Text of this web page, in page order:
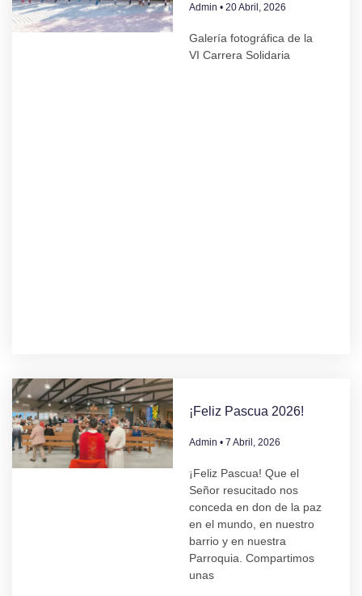
Admin 20 Abril, 2026
Galería fotográfica de la
VI Carrera Solidaria
¡Feliz Pascua 2026!
Admin 7 Abril, 2026
¡Feliz Pascua! Que el
Señor resucitado nos
conceda en don de la paz
en el mundo, en nuestro
barrio y en nuestra
Parroquia. Compartimos
unas